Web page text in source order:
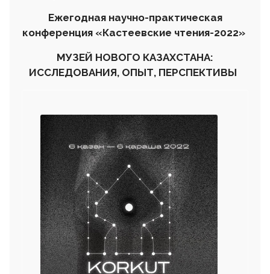
Ежегодная научно-практическая
конференция «Кастеевские чтения-2022»
МУЗЕЙ НОВОГО КАЗАХСТАНА:
ИССЛЕДОВАНИЯ, ОПЫТ, ПЕРСПЕКТИВЫ